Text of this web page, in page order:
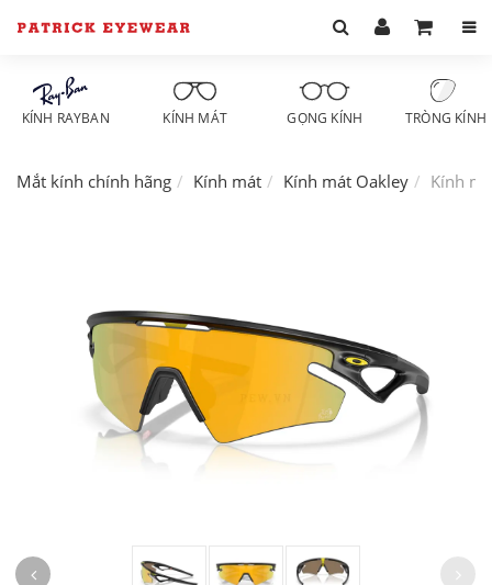
KÍNH RAYBAN KÍNH MÁT GỌNG KÍNH TRÒNG KÍNH
Mắt kính chính hãng Kính mát Kính mát Oakley Kính